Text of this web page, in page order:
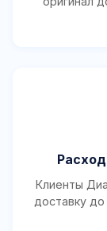
Клиенты
доставку